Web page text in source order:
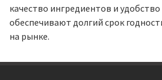
качество ингредиентов и удобство
обеспечивают долгий срок
на рынке.